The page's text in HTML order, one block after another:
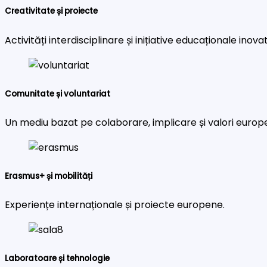
Creativitate și proiecte
Activități interdisciplinare și inițiative educaționale
Comunitate și voluntariat
Un mediu bazat pe colaborare, implicare și valori
Erasmus+ și mobilități
Experiențe internaționale și proiecte europene.
Laboratoare și tehnologie